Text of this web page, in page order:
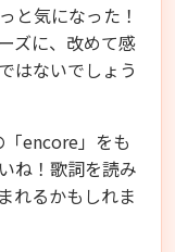
と気になった！
ズに、改めて感
はないでしょう
encore」をも
ね！歌詞を読み
れるかもしれま